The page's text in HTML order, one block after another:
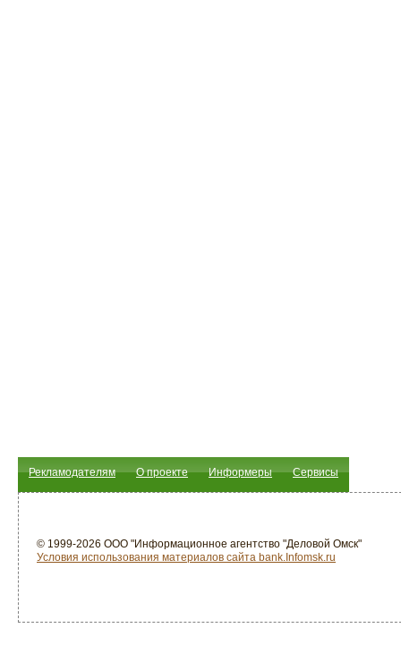
Рекламодателям О проекте Информеры Сервисы
© 1999-2026 ООО "Информационное агентство "Деловой Омск"
Условия использования материалов сайта bank.Infomsk.ru